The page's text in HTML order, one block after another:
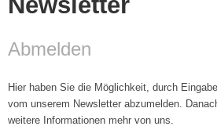
Abmelden
Hier haben Sie die Möglichkeit, durch
vom unserem Newsletter abzumelden.
weitere Informationen mehr von uns.